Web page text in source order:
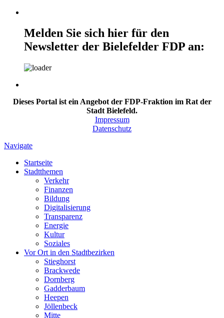
Melden Sie sich hier für den
Newsletter der Bielefelder FDP an:
Dieses Portal ist ein Angebot der FDP-Fraktion im Rat der
Stadt Bielefeld.
Impressum
Datenschutz
Navigate
Startseite
Stadtthemen
Verkehr
Finanzen
Bildung
Digitalisierung
Transparenz
Energie
Kultur
Soziales
Vor Ort in den Stadtbezirken
Stieghorst
Brackwede
Dornberg
Gadderbaum
Heepen
Jöllenbeck
Mitte